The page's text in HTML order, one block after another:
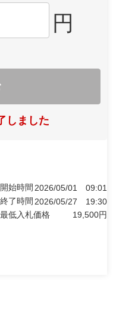
円
しました
開始時間 2026/05/01
09:01
終了時間 2026/05/27
19:30
最低入札価格
19,500円